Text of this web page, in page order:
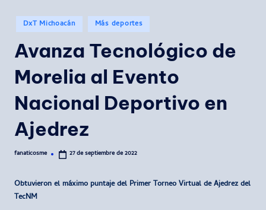
Publicado
en
DxT Michoacán Más deportes
Avanza Tecnológico de
Morelia al Evento
Nacional Deportivo en
Ajedrez
Publicado
fanaticosme 27 de septiembre de 2022
Obtuvieron el máximo puntaje del Primer Torneo Virtual de Ajedrez del
TecNM